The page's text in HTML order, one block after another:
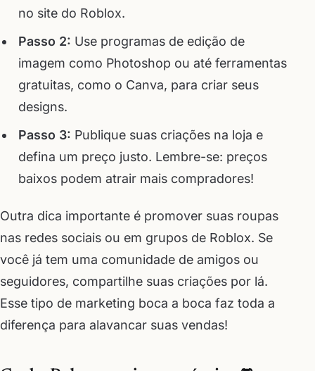
no site do Roblox.
Passo 2: Use programas de edição de
imagem como Photoshop ou até ferramentas
gratuitas, como o Canva, para criar seus
designs.
Passo 3: Publique suas criações na loja e
defina um preço justo. Lembre-se: preços
baixos podem atrair mais compradores!
Outra dica importante é promover suas roupas
nas redes sociais ou em grupos de Roblox. Se
você já tem uma comunidade de amigos ou
seguidores, compartilhe suas criações por lá.
Esse tipo de marketing boca a boca faz toda a
diferença para alavancar suas vendas!